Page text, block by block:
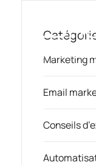
Smart
Solution
Ressources &
Marketing
Email
Conseils